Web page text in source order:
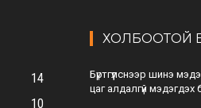
14
10
ХОЛБООТОЙ
Бүртгүүлснээр шинэ
цаг алдалгүй мэдэгдэх